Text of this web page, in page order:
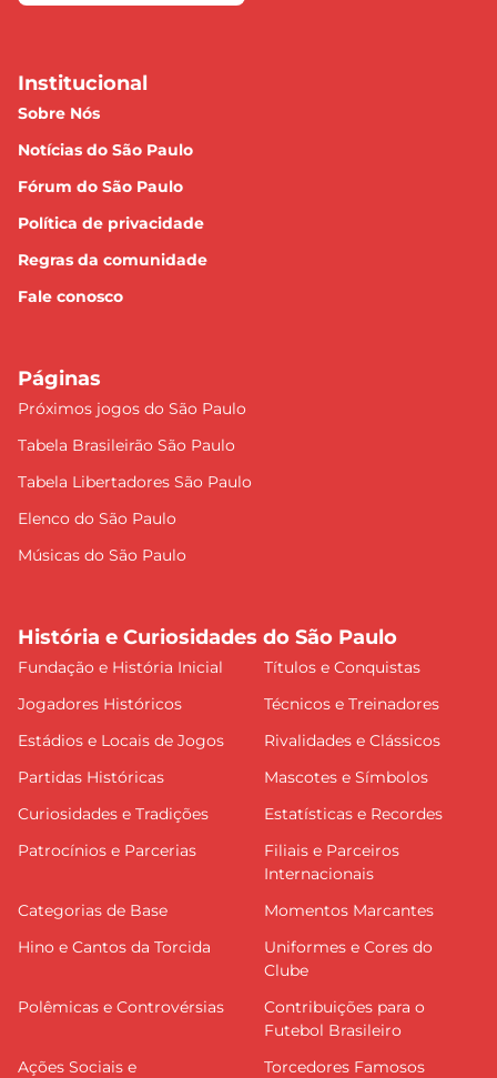
Institucional
Sobre Nós
Notícias do São Paulo
Fórum do São Paulo
Política de privacidade
Regras da comunidade
Fale conosco
Páginas
Próximos jogos do São Paulo
Tabela Brasileirão São Paulo
Tabela Libertadores São Paulo
Elenco do São Paulo
Músicas do São Paulo
História e Curiosidades do São Paulo
Fundação e História Inicial
Títulos e Conquistas
Jogadores Históricos
Técnicos e Treinadores
Estádios e Locais de Jogos
Rivalidades e Clássicos
Partidas Históricas
Mascotes e Símbolos
Curiosidades e Tradições
Estatísticas e Recordes
Patrocínios e Parcerias
Filiais e Parceiros
Internacionais
Categorias de Base
Momentos Marcantes
Hino e Cantos da Torcida
Uniformes e Cores do
Clube
Polêmicas e Controvérsias
Contribuições para o
Futebol Brasileiro
Ações Sociais e
Torcedores Famosos